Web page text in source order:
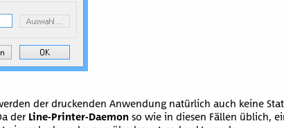
der druckenden Anwendung natürlich auch keine
der Line-Printer-Daemon so wie in diesen Fällen üblich,